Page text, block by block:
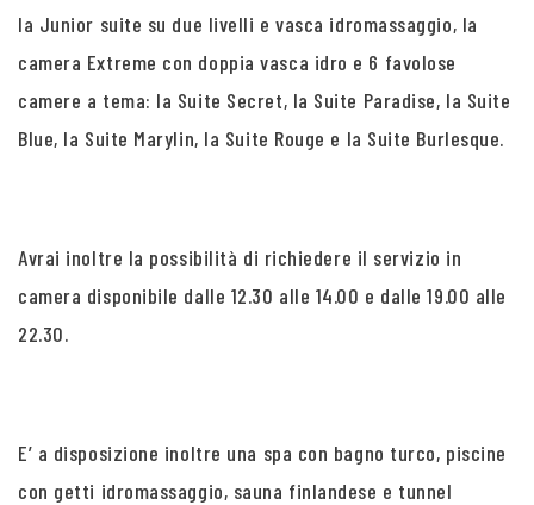
la Junior suite su due livelli e vasca idromassaggio, la
camera Extreme con doppia vasca idro e 6 favolose
camere a tema: la Suite Secret, la Suite Paradise, la Suite
Blue, la Suite Marylin, la Suite Rouge e la Suite Burlesque.
Avrai inoltre la possibilità di richiedere il servizio in
camera disponibile dalle 12.30 alle 14.00 e dalle 19.00 alle
22.30.
E’ a disposizione inoltre una spa con bagno turco, piscine
con getti idromassaggio, sauna finlandese e tunnel